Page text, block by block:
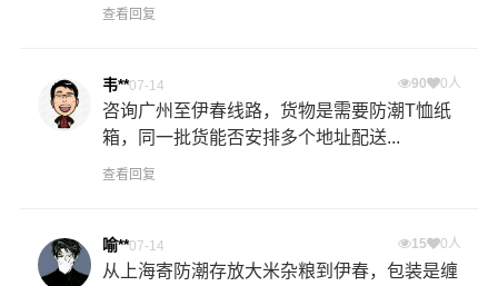
查看回复
韦**07-14 90 0人
咨询广州至伊春线路，货物是需要防潮T恤纸
箱，同一批货能否安排多个地址配送...
查看回复
喻**07-14 15 0人
从上海寄防潮存放大米杂粮到伊春，包装是缠